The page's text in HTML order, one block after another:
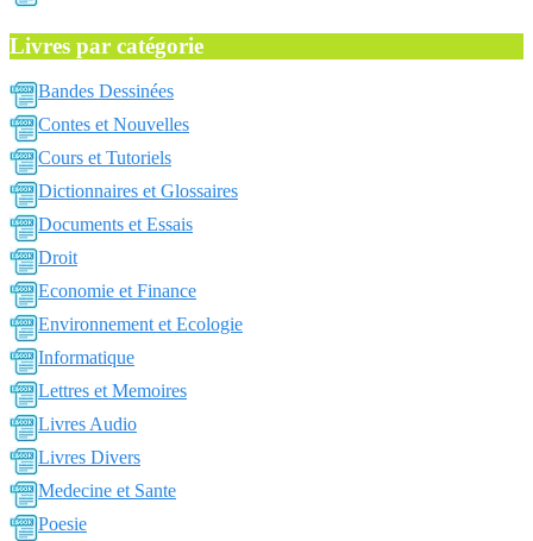
Livres par catégorie
Bandes Dessinées
Contes et Nouvelles
Cours et Tutoriels
Dictionnaires et Glossaires
Documents et Essais
Droit
Economie et Finance
Environnement et Ecologie
Informatique
Lettres et Memoires
Livres Audio
Livres Divers
Medecine et Sante
Poesie